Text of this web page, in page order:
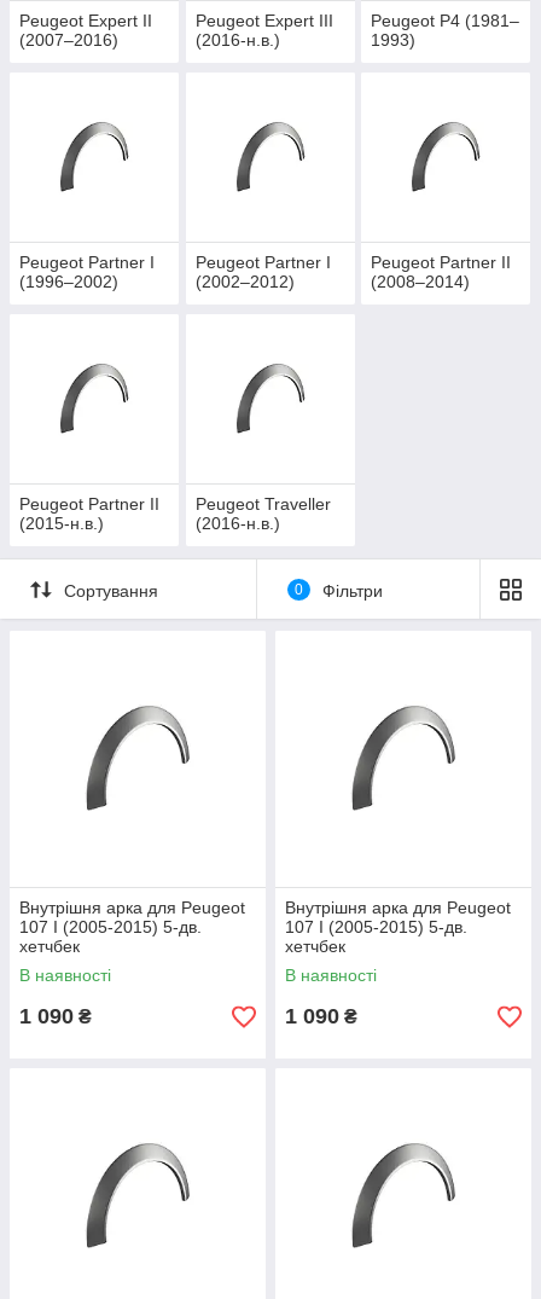
Peugeot Expert II
(2007–2016)
Peugeot Expert III
(2016-н.в.)
Peugeot P4 (1981–
1993)
Peugeot Partner I
(1996–2002)
Peugeot Partner I
(2002–2012)
Peugeot Partner II
(2008–2014)
Peugeot Partner II
(2015-н.в.)
Peugeot Traveller
(2016-н.в.)
Сортування 0 Фільтри
Внутрішня арка для Peugeot
107 I (2005-2015) 5-дв.
хетчбек
В наявності
1 090 ₴
Внутрішня арка для Peugeot
107 I (2005-2015) 5-дв.
хетчбек
В наявності
1 090 ₴